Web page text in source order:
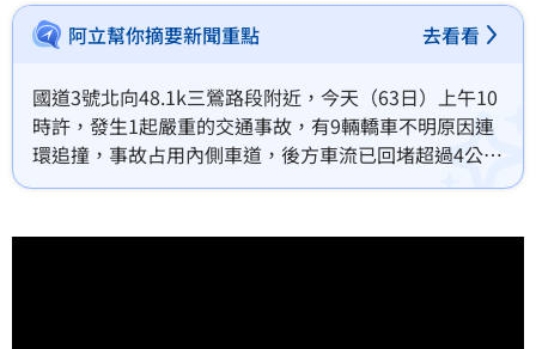
阿立幫你摘要新聞重點 去看看
國道3號北向48.1k三鶯路段附近，今天（63日）上午10
時許，發生1起嚴重的交通事故，有9輛轎車不明原因連
環追撞，事故占用內側車道，後方車流已回堵超過4公
里，國道警籲請用路人小心行駛，目前事故仍在排除
清。